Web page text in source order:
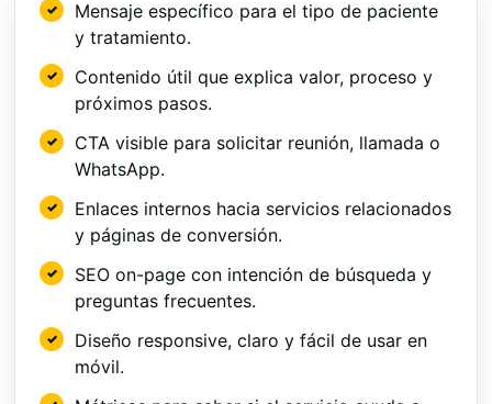
Mensaje específico para el tipo de paciente
y tratamiento.
Contenido útil que explica valor, proceso y
próximos pasos.
CTA visible para solicitar reunión, llamada o
WhatsApp.
Enlaces internos hacia servicios relacionados
y páginas de conversión.
SEO on-page con intención de búsqueda y
preguntas frecuentes.
Diseño responsive, claro y fácil de usar en
móvil.